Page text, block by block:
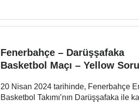
Fenerbahçe – Darüşşafaka
Basketbol Maçı – Yellow
20 Nisan 2024 tarihinde, Fenerbahçe
Basketbol Takımı’nın Darüşşafaka ile